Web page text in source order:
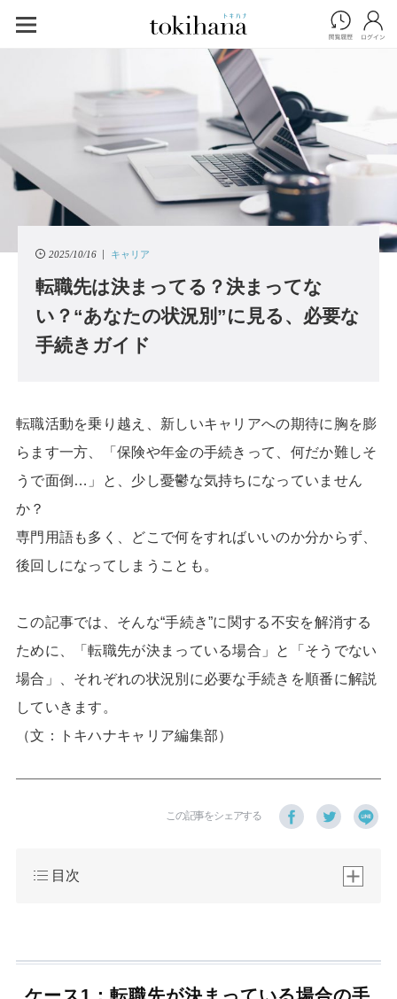
2025/10/16 キャリア
転職先は決まってる？決まってな
い？“あなたの状況別”に見る、必要な
手続きガイド
転職活動を乗り越え、新しいキャリアへの期待に胸を膨
らます一方、「保険や年金の手続きって、何だか難しそ
うで面倒…」と、少し憂鬱な気持ちになっていません
か？
専門用語も多く、どこで何をすればいいのか分からず、
後回しになってしまうことも。
この記事では、そんな“手続き”に関する不安を解消する
ために、「転職先が決まっている場合」と「そうでない
場合」、それぞれの状況別に必要な手続きを順番に解説
していきます。
（文：トキハナキャリア編集部）
この記事をシェアする
目次